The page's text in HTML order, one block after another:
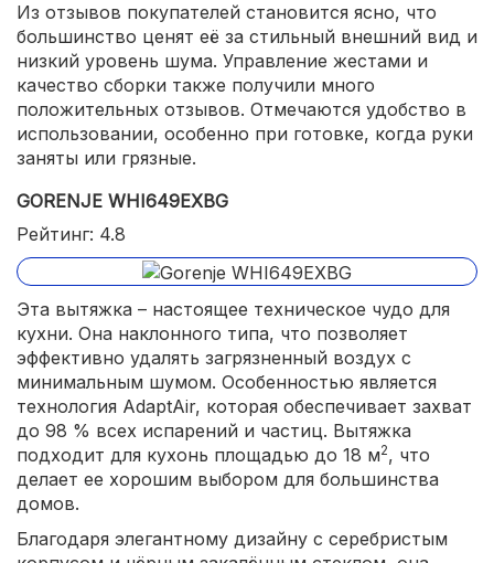
Из отзывов покупателей становится ясно, что
большинство ценят её за стильный внешний вид и
низкий уровень шума. Управление жестами и
качество сборки также получили много
положительных отзывов. Отмечаются удобство в
использовании, особенно при готовке, когда руки
заняты или грязные.
GORENJE WHI649EXBG
Рейтинг: 4.8
Эта вытяжка – настоящее техническое чудо для
кухни. Она наклонного типа, что позволяет
эффективно удалять загрязненный воздух с
минимальным шумом. Особенностью является
технология AdaptAir, которая обеспечивает захват
до 98 % всех испарений и частиц. Вытяжка
подходит для кухонь площадью до 18 м2, что
делает ее хорошим выбором для большинства
домов.
Благодаря элегантному дизайну с серебристым